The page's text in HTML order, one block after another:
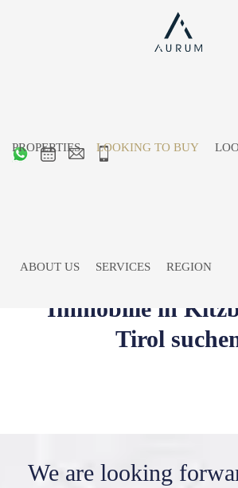
Immobilie in
Tirol
We are looking
PROPERTIES LOOKING TO BUY
ABOUT US SERVICES REGION